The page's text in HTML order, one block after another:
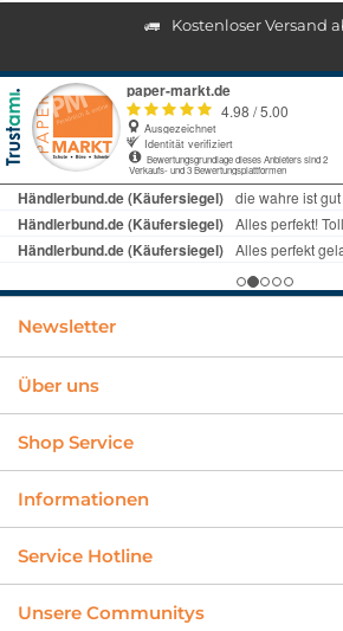
Kostenloser Versand
Newsletter
Über uns
Shop Service
Informationen
Service Hotline
Unsere Communitys